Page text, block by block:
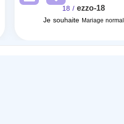
ezzo-18
/ 18
Je souhaite Mariage normal